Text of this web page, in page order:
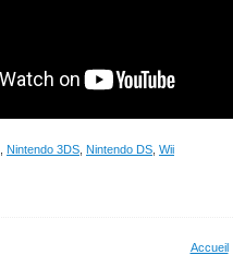
Nintendo 3DS Nintendo DS Wii
Accueil